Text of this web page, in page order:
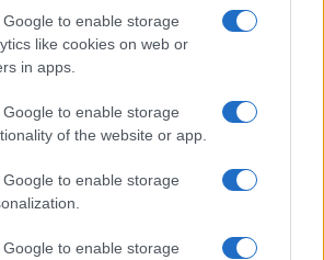
to enable storage
like cookies on web or
in apps.
to enable storage
of the website or app.
to enable storage
to enable storage